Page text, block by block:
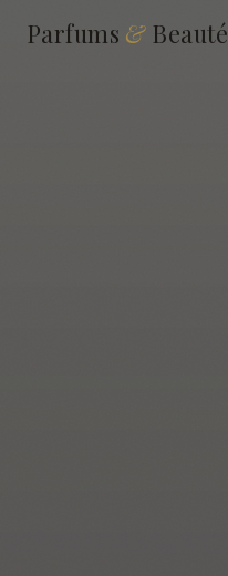
Parfums &Beauté